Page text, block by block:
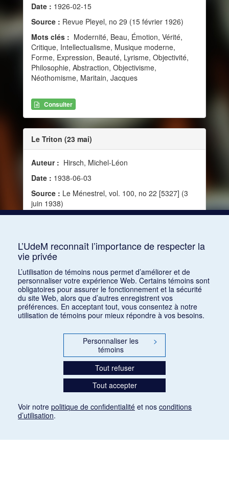
Date : 1926-02-15
Source : Revue Pleyel, no 29 (15 février 1926)
Mots clés : Modernité, Beau, Émotion, Vérité,
Critique, Intellectualisme, Musique moderne,
Forme, Expression, Beauté, Lyrisme, Objectivité,
Philosophie, Abstraction, Objectivisme,
Néothomisme, Maritain, Jacques
Consulter
Le Triton (23 mai)
Auteur : Hirsch, Michel-Léon
Date : 1938-06-03
Source : Le Ménestrel, vol. 100, no 22 [5327] (3
juin 1938)
L’UdeM reconnaît l’importance de respecter la
vie privée
L’utilisation de témoins nous permet d’améliorer et de
personnaliser votre expérience Web. Certains témoins sont
obligatoires pour assurer le fonctionnement et la sécurité
du site Web, alors que d’autres enregistrent vos
préférences. En acceptant tout, vous consentez à notre
utilisation de témoins pour mieux répondre à vos besoins.
Personnaliser les
témoins
>
Tout refuser
Tout accepter
Voir notre politique de confidentialité et nos conditions
d’utilisation.